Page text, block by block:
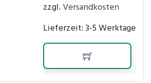
zzgl.Versandkosten
Lieferzeit:3-5 Werktage